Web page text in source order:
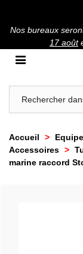
Nos bureaux
17 août
Accueil >
Accessoires >
marine raccord